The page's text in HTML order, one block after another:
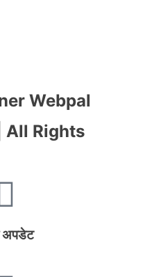
All Rights
Webpal
अपडेट